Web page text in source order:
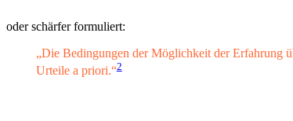
oder schärfer formuliert:
„Die Bedingungen der Möglichkeit der Erfahrung
Urteile a priori.“2